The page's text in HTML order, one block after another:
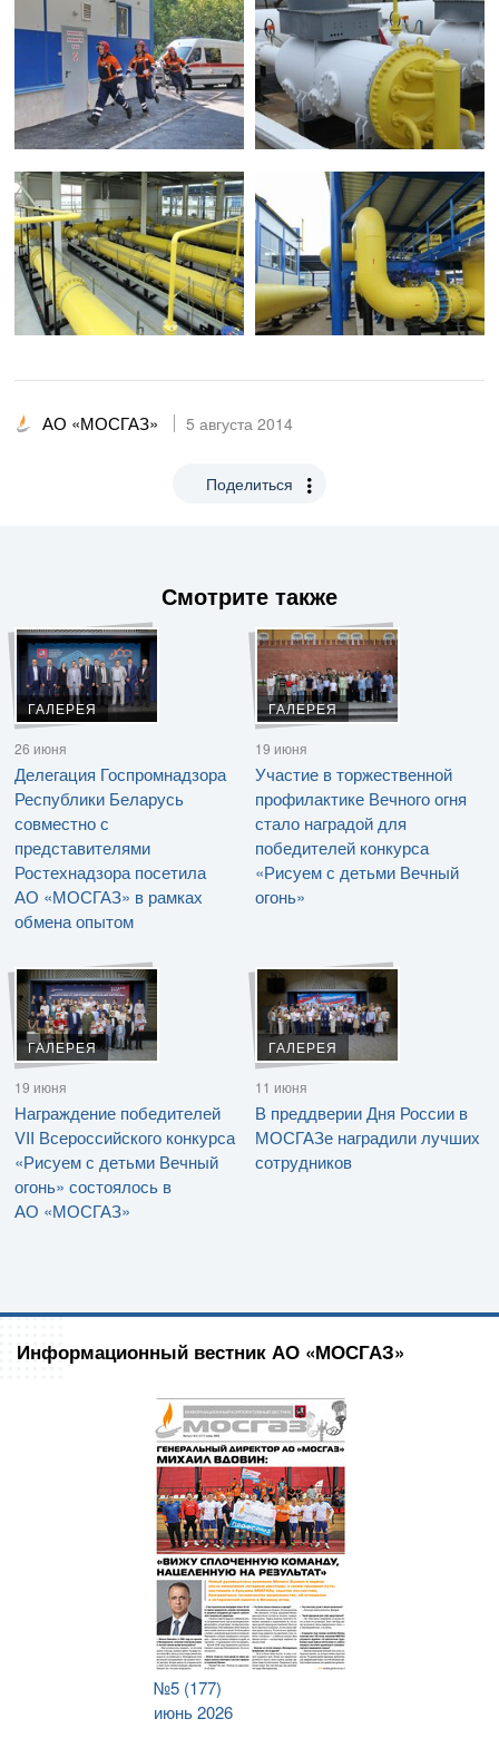
АО «МОСГАЗ» 5 августа 2014
Поделиться
Смотрите также
ГАЛЕРЕЯ
26 июня
Делегация Госпромнадзора
Республики Беларусь
совместно с
представителями
Ростехнадзора посетила
АО «МОСГАЗ» в рамках
обмена опытом
ГАЛЕРЕЯ
19 июня
Участие в торжественной
профилактике Вечного огня
стало наградой для
победителей конкурса
«Рисуем с детьми Вечный
огонь»
ГАЛЕРЕЯ
19 июня
Награждение победителей
VII Всероссийского конкурса
«Рисуем с детьми Вечный
огонь» состоялось в
АО «МОСГАЗ»
ГАЛЕРЕЯ
11 июня
В преддверии Дня России в
МОСГАЗе наградили лучших
сотрудников
Информационный вестник АО «МОСГАЗ»
№5 (177)
июнь 2026